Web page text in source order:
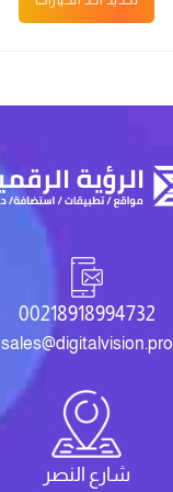
00218918994732
sales@digitalvision.pro
شارع النصر